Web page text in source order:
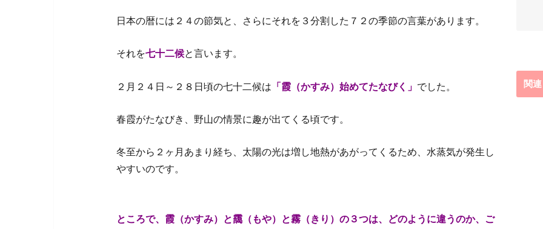
日本の暦には２４の節気と、さらにそれを３分割した７２の季節の言葉があります。
それを七十二候と言います。
２月２４日～２８日頃の七十二候は 「霞（かすみ）始めてたなびく」 でした。
春霞がたなびき、野山の情景に趣が出てくる頃です。
冬至から２ヶ月あまり経ち、太陽の光は増し地熱があがってくるため、水蒸気が発生し
やすいのです。
ところで、霞（かすみ）と靄（もや）と霧（きり）の３つは、どのように違うのか、ご
関